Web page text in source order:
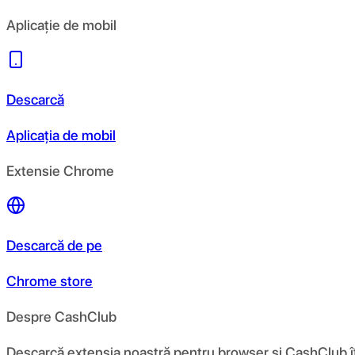
Aplicație de mobil
Descarcă
Aplicația de mobil
Extensie Chrome
Descarcă de pe
Chrome store
Despre CashClub